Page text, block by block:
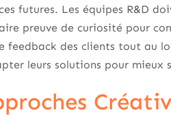
futures. Les équipes R&D
preuve de curiosité pour
des clients tout au
leurs solutions pour mieux